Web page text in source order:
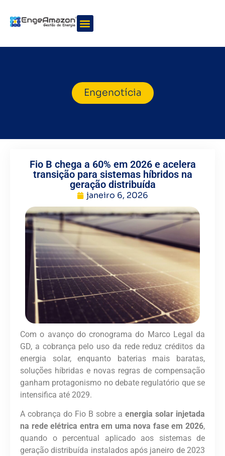
Engenotícia
Fio B chega a 60% em 2026 e acelera
transição para sistemas híbridos na
geração distribuída
janeiro 6, 2026
Com o avanço do cronograma do Marco Legal da
GD, a cobrança pelo uso da rede reduz créditos da
energia solar, enquanto baterias mais baratas,
soluções híbridas e novas regras de compensação
ganham protagonismo no debate regulatório que se
intensifica até 2029.
A cobrança do Fio B sobre a energia solar injetada
na rede elétrica entra em uma nova fase em 2026,
quando o percentual aplicado aos sistemas de
geração distribuída instalados após janeiro de 2023